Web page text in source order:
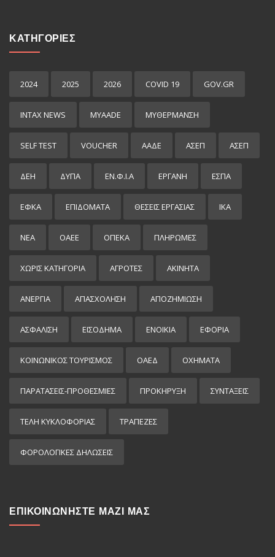
ΚΑΤΗΓΟΡΙΕΣ
2024 2025 2026 COVID 19 GOV.GR
INTAX NEWS MYAADE MYΘΈΡΜΑΝΣΗ
SELF TEST VOUCHER ΑΑΔΕ ΑΣΕΠ ΑΣΕΠ
ΔΕΗ ΔΥΠΑ ΕΝ.Φ.Ι.Α ΕΡΓΑΝΗ ΕΣΠΑ
ΕΦΚΑ ΕΠΙΔΌΜΑΤΑ ΘΕΣΕΙΣ ΕΡΓΑΣΙΑΣ ΙΚΑ
ΝΕΑ ΟΑΕΕ ΟΠΕΚΑ ΠΛΗΡΩΜΕΣ
ΧΩΡΊΣ ΚΑΤΗΓΟΡΊΑ ΑΓΡΟΤΕΣ ΑΚΙΝΗΤΑ
ΑΝΕΡΓΙΑ ΑΠΑΣΧΟΛΗΣΗ ΑΠΟΖΗΜΙΩΣΗ
ΑΣΦΑΛΙΣΗ ΕΙΣΌΔΗΜΑ ΕΝΟΙΚΙΑ ΕΦΟΡΙΑ
ΚΟΙΝΩΝΙΚΟΣ ΤΟΥΡΙΣΜΟΣ ΟΑΕΔ ΟΧΗΜΑΤΑ
ΠΑΡΑΤΑΣΕΙΣ-ΠΡΟΘΕΣΜΙΕΣ ΠΡΟΚΉΡΥΞΗ ΣΥΝΤΑΞΕΙΣ
ΤΕΛΗ ΚΥΚΛΟΦΟΡΙΑΣ ΤΡΑΠΕΖΕΣ
ΦΟΡΟΛΟΓΙΚΕΣ ΔΗΛΩΣΕΙΣ
ΕΠΙΚΟΙΝΩΝΗΣΤΕ ΜΑΖΙ ΜΑΣ